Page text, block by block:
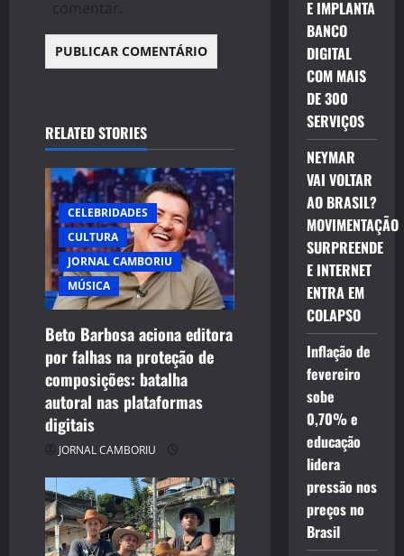
comentar.
RELATED STORIES
CELEBRIDADES
CULTURA
JORNAL CAMBORIU
MÚSICA
Beto Barbosa aciona editora
por falhas na proteção de
composições: batalha
autoral nas plataformas
digitais
JORNAL CAMBORIU
E IMPLANTA
BANCO
DIGITAL
COM MAIS
DE 300
SERVIÇOS
NEYMAR
VAI VOLTAR
AO BRASIL?
MOVIMENTAÇÃO
SURPREENDE
E INTERNET
ENTRA EM
COLAPSO
Inflação de
fevereiro
sobe
0,70% e
educação
lidera
pressão nos
preços no
Brasil